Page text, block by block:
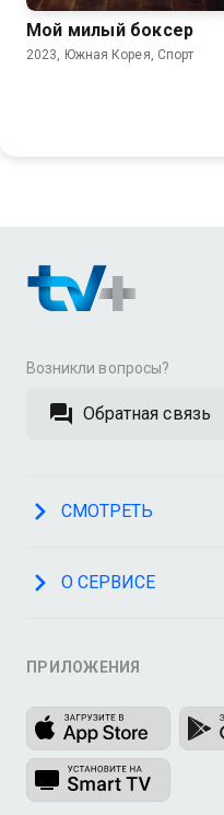
Мой милый боксер
2023, Южная Корея, Спорт
Возникли вопросы?
Обратная связь
СМОТРЕТЬ
О СЕРВИСЕ
ПРИЛОЖЕНИЯ